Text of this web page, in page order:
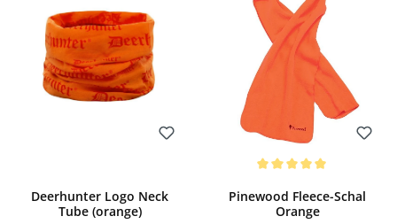
Deerhunter Logo Neck
Tube (orange)
Bewerten
Pinewood Fleece-Schal
Orange